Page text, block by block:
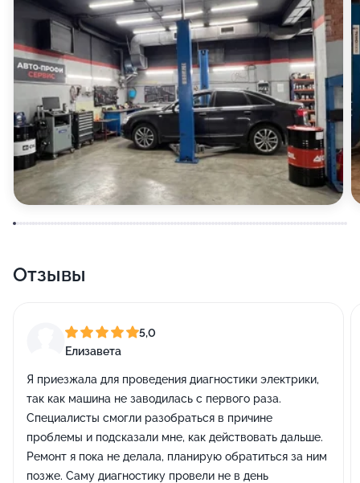
Отзывы
5,0
Елизавета
Я приезжала для проведения диагностики электрики,
так как машина не заводилась с первого раза.
Специалисты смогли разобраться в причине
проблемы и подсказали мне, как действовать дальше.
Ремонт я пока не делала, планирую обратиться за ним
позже. Саму диагностику провели не в день